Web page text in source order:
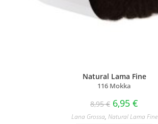
Natural Lama Fine
116 Mokka
8,95€ 6,95 €
Lana Grossa, Natural Lama Fine